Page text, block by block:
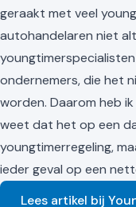
geraakt met veel
autohandelaren niet
ondernemers, die het
worden. Daarom heb
weet dat het op een
youngtimerregeling,
ieder geval op een
Lees artikel bij